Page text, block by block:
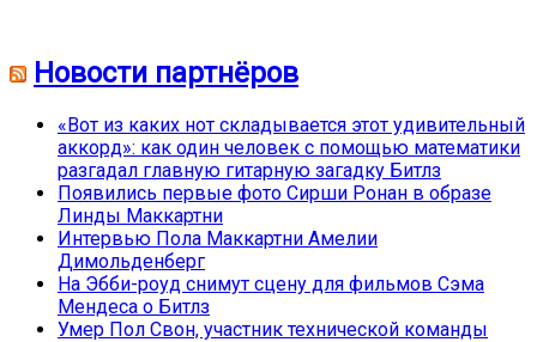
Новости партнёров
«Вот из каких нот складывается этот удивительный
аккорд»: как один человек с помощью математики
разгадал главную гитарную загадку Битлз
Появились первые фото Сирши Ронан в образе
Линды Маккартни
Интервью Пола Маккартни Амелии
Димольденберг
На Эбби-роуд снимут сцену для фильмов Сэма
Мендеса о Битлз
Умер Пол Свон, участник технической команды